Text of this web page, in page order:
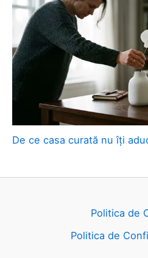
De ce casa curată nu îți
Politica de
Politica de